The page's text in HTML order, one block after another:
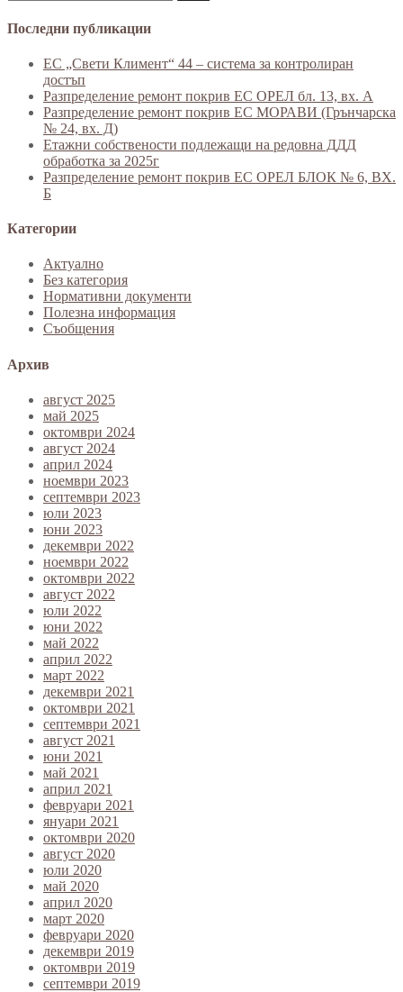
Последни публикации
ЕС „Свети Климент“ 44 – система за контролиран
достъп
Разпределение ремонт покрив ЕС ОРЕЛ бл. 13, вх. А
Разпределение ремонт покрив ЕС МОРАВИ (Грънчарска
№ 24, вх. Д)
Етажни собствености подлежащи на редовна ДДД
обработка за 2025г
Разпределение ремонт покрив ЕС ОРЕЛ БЛОК № 6, ВХ.
Б
Категории
Актуално
Без категория
Нормативни документи
Полезна информация
Съобщения
Архив
август 2025
май 2025
октомври 2024
август 2024
април 2024
ноември 2023
септември 2023
юли 2023
юни 2023
декември 2022
ноември 2022
октомври 2022
август 2022
юли 2022
юни 2022
май 2022
април 2022
март 2022
декември 2021
октомври 2021
септември 2021
август 2021
юни 2021
май 2021
април 2021
февруари 2021
януари 2021
октомври 2020
август 2020
юли 2020
май 2020
април 2020
март 2020
февруари 2020
декември 2019
октомври 2019
септември 2019